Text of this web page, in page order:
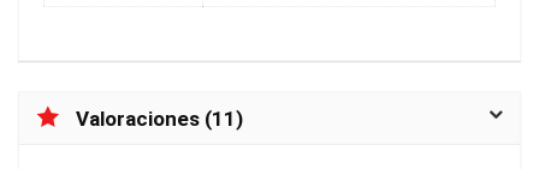
Valoraciones (11)